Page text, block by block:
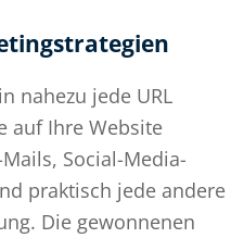
nahezu jede URL
auf Ihre Website
Social-Media-
praktisch jede andere
Die gewonnenen